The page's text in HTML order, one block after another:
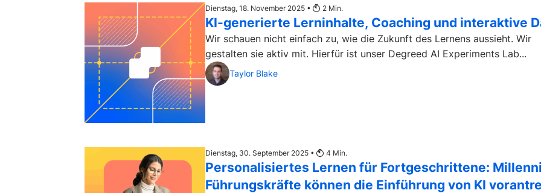
Dienstag, 18. November 2025 • 2 Min.
KI-generierte Lerninhalte, Coaching und interaktive
Wir schauen nicht einfach zu, wie die Zukunft des Lernens aussieht. Wir
gestalten sie aktiv mit. Hierfür ist unser Degreed AI Experiments Lab...
Taylor Blake
Dienstag, 30. September 2025 • 4 Min.
Personalisiertes Lernen für Fortgeschrittene:
Führungskräfte können die Einführung von KI